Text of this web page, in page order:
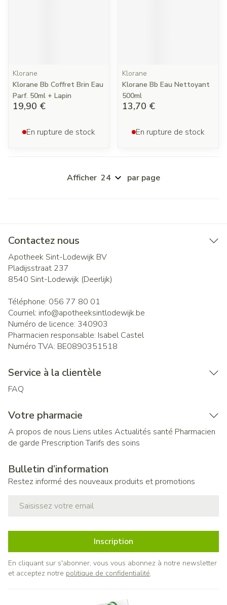
Klorane
Klorane Bb Coffret Brin Eau
Parf. 50ml + Lapin
19,90 €
En rupture de stock
Klorane
Klorane Bb Eau Nettoyant
500ml
13,70 €
En rupture de stock
Afficher par page
Contactez nous
Apotheek Sint-Lodewijk BV
Pladijsstraat 237
8540 Sint-Lodewijk (Deerlijk)
Téléphone: 056 77 80 01
Courriel: info@apotheeksintlodewijk.be
Numéro de licence: 340903
Pharmacien responsable: Isabel Castel
Numéro TVA: BE0890351518
Service à la clientèle
FAQ
Votre pharmacie
A propos de nous Liens utiles Actualités santé Pharmacien
de garde Prescription Tarifs des soins
Bulletin d’information
Restez informé des nouveaux produits et promotions
Inscription
En cliquant sur s'abonner, vous vous abonnez à notre newsletter
et acceptez notre politique de confidentialité.